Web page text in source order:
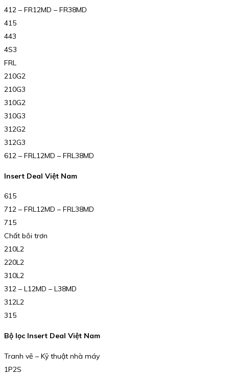
412 – FR12MD – FR38MD
415
443
4S3
FRL
210G2
210G3
310G2
310G3
312G2
312G3
612 – FRL12MD – FRL38MD
Insert Deal Việt Nam
615
712 – FRL12MD – FRL38MD
715
Chất bôi trơn
210L2
220L2
310L2
312 – L12MD – L38MD
312L2
315
Bộ lọc Insert Deal Việt Nam
Tranh vẽ – Kỹ thuật nhà máy
1P2S